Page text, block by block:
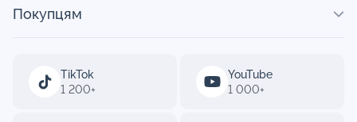
TikTok
1 200+
YouTube
1 000+
Покупцям